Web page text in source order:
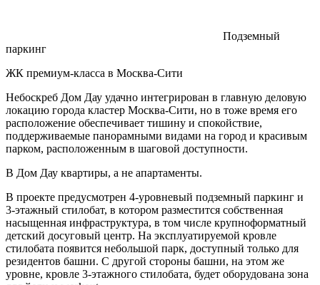
Подземный
паркинг
ЖК премиум-класса в Москва-Сити
Небоскреб Дом Дау удачно интегрирован в главную деловую
локацию города кластер Москва-Сити, но в тоже время его
расположение обеспечивает тишину и спокойствие,
поддерживаемые панорамными видами на город и красивым
парком, расположенным в шаговой доступности.
В Дом Дау квартиры, а не апартаменты.
В проекте предусмотрен 4-уровневый подземный паркинг и
3-этажный стилобат, в котором разместится собственная
насыщенная инфраструктура, в том числе крупноформатный
детский досуговый центр. На эксплуатируемой кровле
стилобата появится небольшой парк, доступный только для
резидентов башни. С другой стороны башни, на этом же
уровне, кровле 3-этажного стилобата, будет оборудована зона